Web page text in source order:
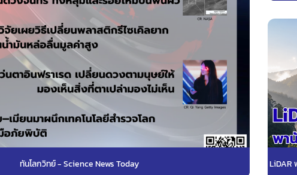
ทันโลกวิทย์ - Science News Today LiDAR